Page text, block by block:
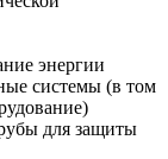
энергии
системы (в том
для защиты